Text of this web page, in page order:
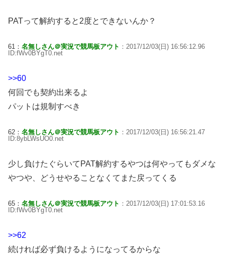
PATって解約すると2度とできないんか？
61： 名無しさん＠実況で競馬板アウト ：2017/12/03(日) 16:56:12.96
ID:fWv0BYgT0.net
>>60
何回でも契約出来るよ
パットは規制すべき
62： 名無しさん＠実況で競馬板アウト ：2017/12/03(日) 16:56:21.47
ID:8ybLWsUO0.net
少し負けたぐらいてPAT解約するやつは何やってもダメな
やつや、どうせやることなくてまた戻ってくる
65： 名無しさん＠実況で競馬板アウト ：2017/12/03(日) 17:01:53.16
ID:fWv0BYgT0.net
>>62
続ければ必ず負けるようになってるからな